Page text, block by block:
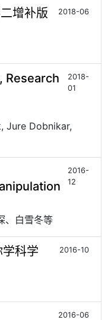
增补版 2018-06
Research
2018-
01
Jure Dobnikar,
2016-
12
、白雪冬等
科学 2016-10
2016-06